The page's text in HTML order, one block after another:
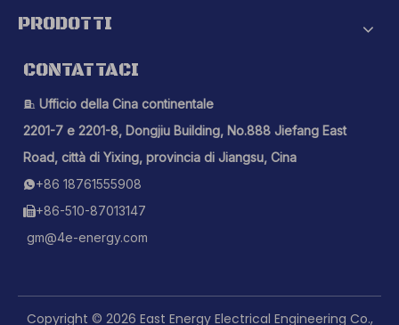
PRODOTTI
CONTATTACI
 Ufficio della Cina continentale
2201-7 e 2201-8, Dongjiu Building, No.888 Jiefang East
Road, città di Yixing, provincia di Jiangsu, Cina
+86 18761555908
+86-510-87013147
gm@4e-energy.com
Copyright © 2026 East Energy Electrical Engineering Co.,